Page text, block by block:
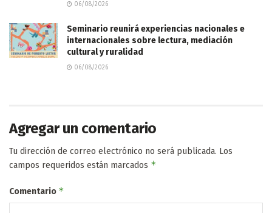
06/08/2026
Seminario reunirá experiencias nacionales e
internacionales sobre lectura, mediación
cultural y ruralidad
06/08/2026
Agregar un comentario
Tu dirección de correo electrónico no será publicada. Los
campos requeridos están marcados *
Comentario *